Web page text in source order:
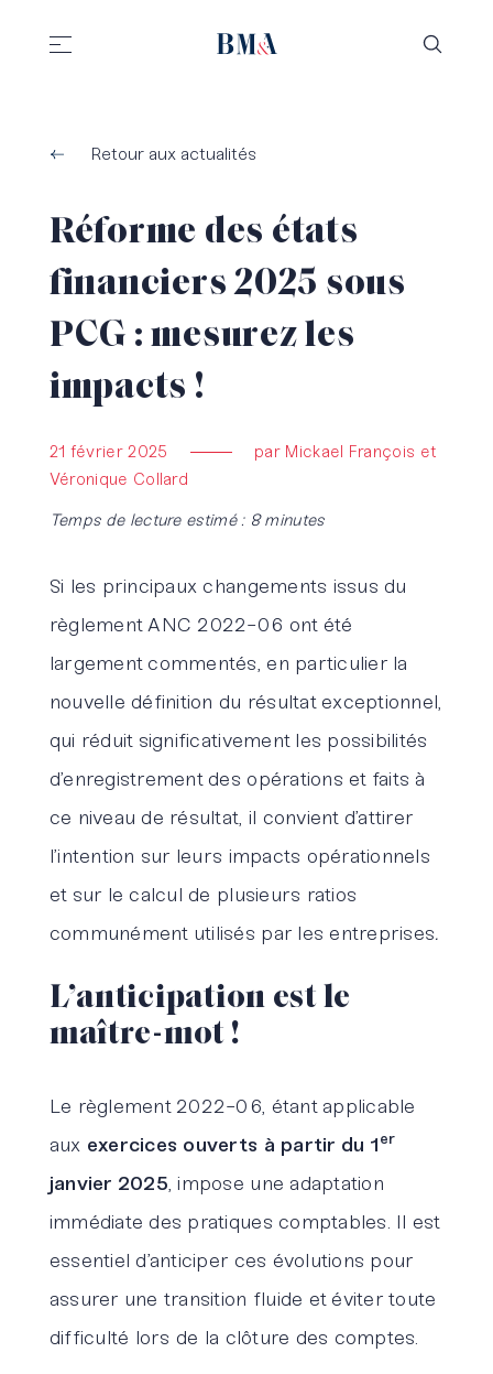
Retour aux actualités
Réforme des états
financiers 2025 sous
PCG : mesurez les
impacts !
21 février 2025
par Mickael François et
Véronique Collard
Temps de lecture estimé : 8 minutes
Si les principaux changements issus du
règlement ANC 2022-06 ont été
largement commentés, en particulier la
nouvelle définition du résultat exceptionnel,
qui réduit significativement les possibilités
d’enregistrement des opérations et faits à
ce niveau de résultat, il convient d’attirer
l’intention sur leurs impacts opérationnels
et sur le calcul de plusieurs ratios
communément utilisés par les entreprises.
L’anticipation est le
maître-mot !
Le règlement 2022-06, étant applicable
aux exercices ouverts à partir du 1 er
janvier 2025, impose une adaptation
immédiate des pratiques comptables. Il est
essentiel d’anticiper ces évolutions pour
assurer une transition fluide et éviter toute
difficulté lors de la clôture des comptes.